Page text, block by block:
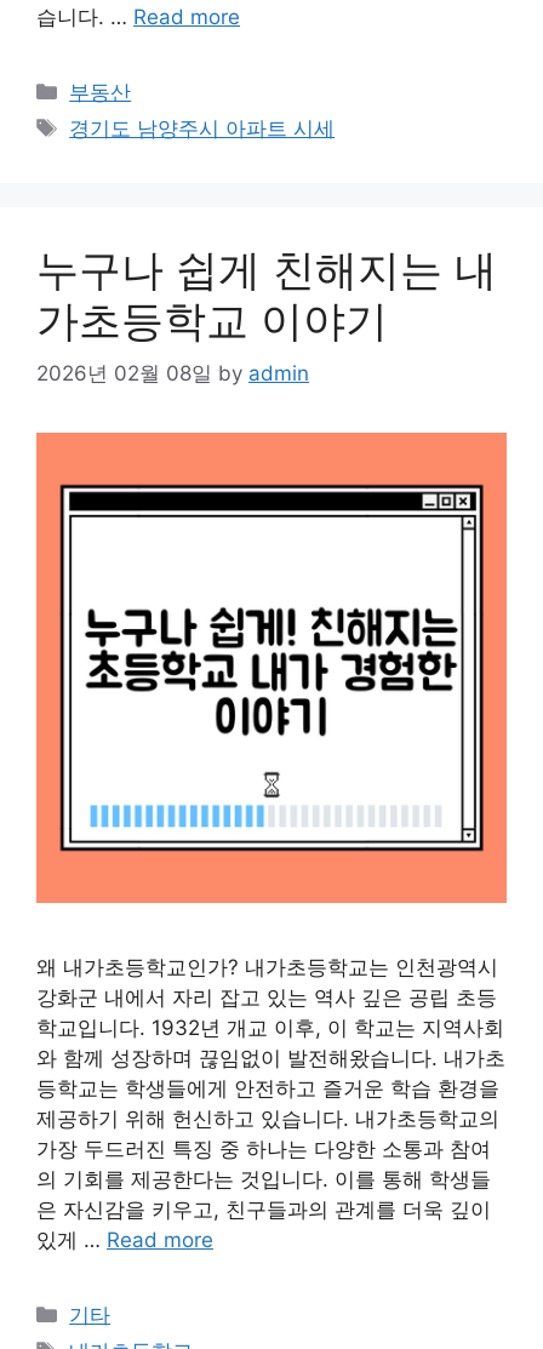
습니다. … Read more
Categories
부동산
Tags
경기도 남양주시 아파트 시세
누구나 쉽게 친해지는 내
가초등학교 이야기
2026년 02월 08일 by admin
왜 내가초등학교인가? 내가초등학교는 인천광역시
강화군 내에서 자리 잡고 있는 역사 깊은 공립 초등
학교입니다. 1932년 개교 이후, 이 학교는 지역사회
와 함께 성장하며 끊임없이 발전해왔습니다. 내가초
등학교는 학생들에게 안전하고 즐거운 학습 환경을
제공하기 위해 헌신하고 있습니다. 내가초등학교의
가장 두드러진 특징 중 하나는 다양한 소통과 참여
의 기회를 제공한다는 것입니다. 이를 통해 학생들
은 자신감을 키우고, 친구들과의 관계를 더욱 깊이
있게 … Read more
Categories
기타